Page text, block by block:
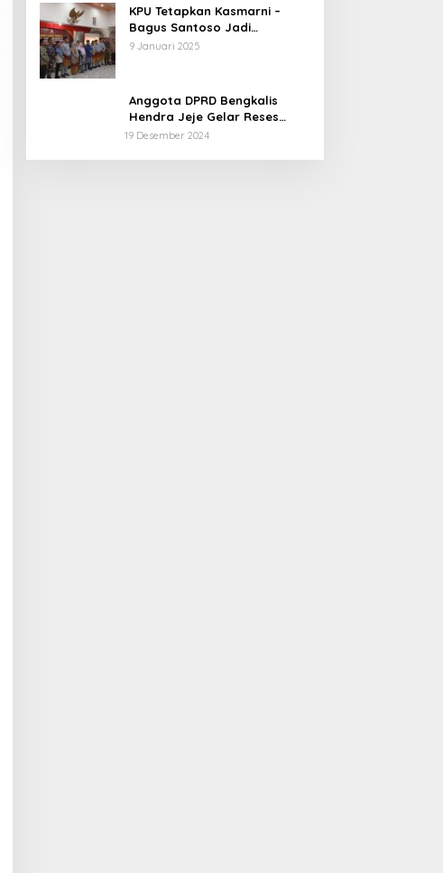
KPU Tetapkan Kasmarni –
Bagus Santoso Jadi
Pemenang Pilkada 2024
9 Januari 2025
Anggota DPRD Bengkalis
Hendra Jeje Gelar Reses
Perdana
19 Desember 2024